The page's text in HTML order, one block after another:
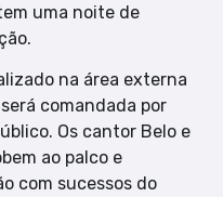
uma noite de
na área externa
comandada por
Os cantor Belo e
ao palco e
com sucessos do